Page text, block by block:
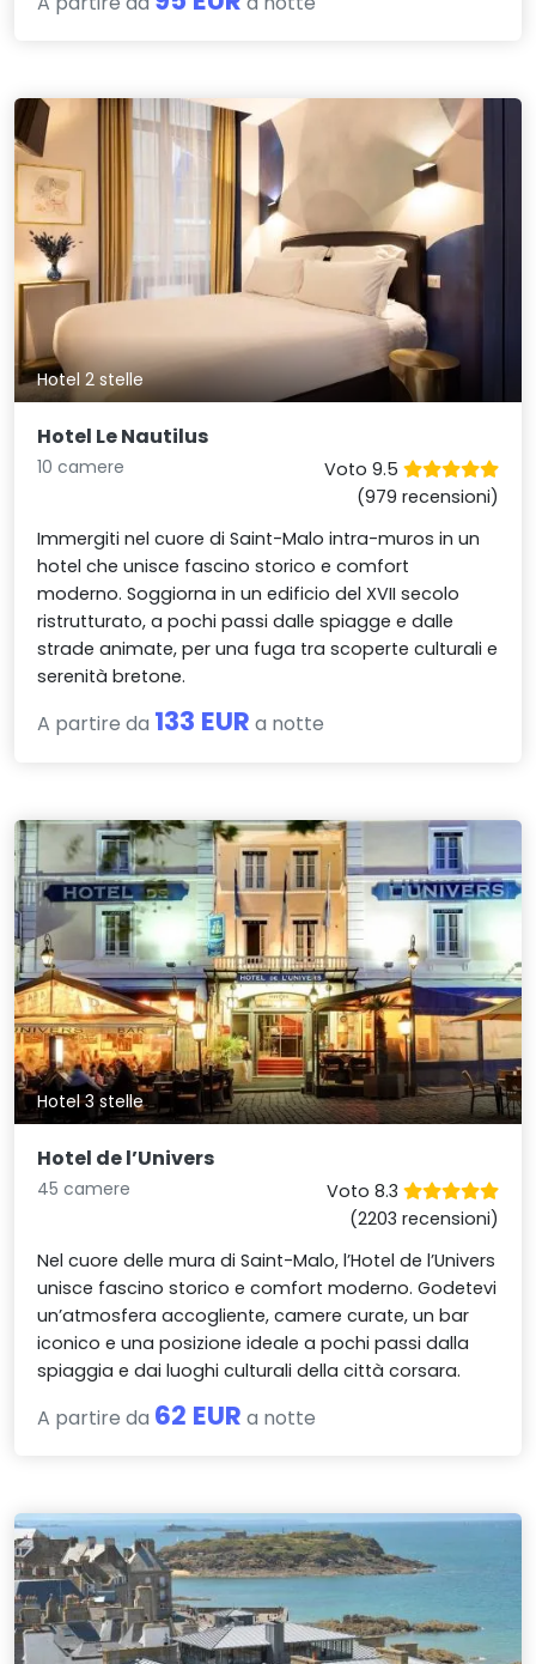
Hotel 2 stelle
Hotel Le Nautilus
10 camere
Voto 9.5
(979 recensioni)
Immergiti nel cuore di Saint-Malo intra-muros in un
hotel che unisce fascino storico e comfort
moderno. Soggiorna in un edificio del XVII secolo
ristrutturato, a pochi passi dalle spiagge e dalle
strade animate, per una fuga tra scoperte culturali e
serenità bretone.
A partire da 133 EUR a notte
Hotel 3 stelle
Hotel de l’Univers
45 camere
Voto 8.3
(2203 recensioni)
Nel cuore delle mura di Saint-Malo, l’Hotel de l’Univers
unisce fascino storico e comfort moderno. Godetevi
un’atmosfera accogliente, camere curate, un bar
iconico e una posizione ideale a pochi passi dalla
spiaggia e dai luoghi culturali della città corsara.
A partire da 62 EUR a notte